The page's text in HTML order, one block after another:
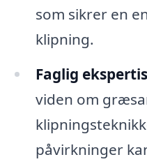
som sikrer en
klipning.
Faglig
viden om
påvirkninger